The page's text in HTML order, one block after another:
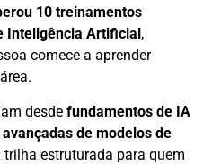
10 treinamentos
Inteligência Artificial,
comece a aprender
desde fundamentos de IA
de modelos de
trilha estruturada para quem